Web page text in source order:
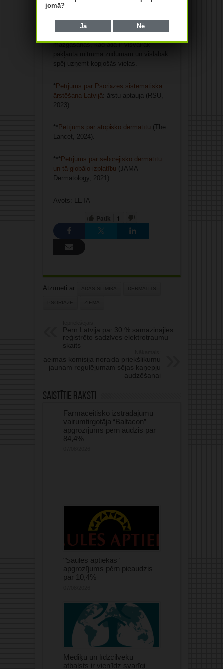
tos kā pamatīgu slāni un ļaujot ādai tos
plānāku slāni. Tos ieteicams uzklāt
mazgāšanās, kad āda ir visvairāk
spēj uzņemt kopjošās vielas.
* Pētījums par Psoriāzes sistemātiska
ārstēšana Latvijā: ārstu aptauja (RSU,
2023).
** Pētījums par atopisko dermatītu (The
Lancet, 2024).
*** Pētījums par seborejisko dermatītu
un tā globālo izplatību (JAMA
Dermatology, 2021).
Avots: LETA
Patīk 1
Atzīmēti ar: ĀDAS SLIMĪBA DERMATĪTS
PSORIĀZE ZIEMA
Pērn Latvijā par 30 % samazinājies
reģistrēto sadzīves elektrotraumu
skaits
Saeimas komisija noraida priekšlikumu
jaunam regulējumam sējas kaņepju
audzēšanai
Saistītie raksti
Farmaceitisko izstrādājumu
vairumtirgotāja “Baltacon”
apgrozījums pērn audzis par
84,4%
“Saules aptiekas”
apgrozījums pērn pieaudzis
par 10,4%
Mediķu un līdzcilvēku
atbalsts ir vienlīdz svarīgi
jomā?
Jā Nē